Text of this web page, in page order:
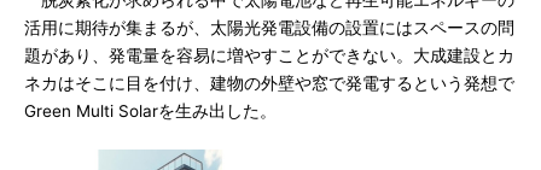
活用に期待が集まるが、太陽光発電設備の設置にはスペースの問
題があり、発電量を容易に増やすことができない。大成建設とカ
ネカはそこに目を付け、建物の外壁や窓で発電するという発想で
Green Multi Solarを生み出した。